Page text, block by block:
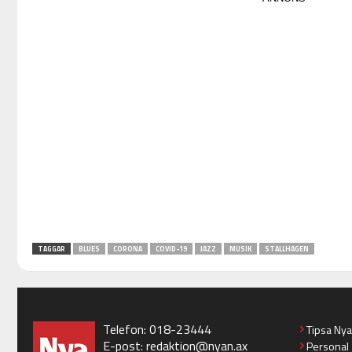
TAGGAR BLUES CORONA COVID-19 JAZZ MUSIK STALLHAGEN
Telefon: 018-23444
E-post: redaktion@nyan.ax
Tipsa
Personal